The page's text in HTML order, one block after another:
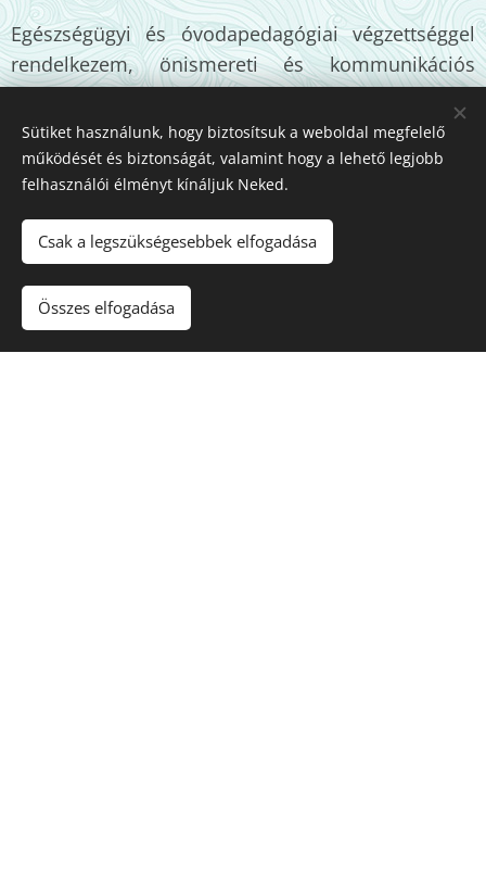
Egészségügyi és óvodapedagógiai végzettséggel
rendelkezem, önismereti és kommunikációs
trénerként dolgozom. Közel húsz éve vagyok jelen
a segítő szakmában: hallgattam, figyeltem,
jegyzeteltem az emberek életét. Írásaim
születésről és halálról, országos szinten is
eljutottak sokakhoz. Nem tanítani szeretnék,
hanem megmutatni: érdemes szembenézni a
azon az úton, amely néha fájdalmas, de értelmet
és erőt ad. Hiszem, hogy ha megosztjuk a
Sütiket használunk, hogy biztosítsuk a weboldal megfelelő
működését és biztonságát, valamint hogy a lehető legjobb
felhasználói élményt kínáljuk Neked.
Csak a legszükségesebbek elfogadása
Összes elfogadása